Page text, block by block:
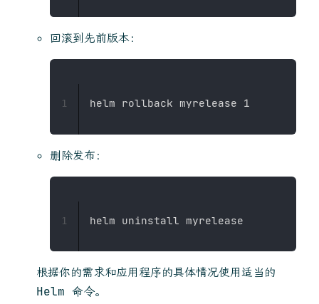
回滚到先前版本：
1
删除发布：
1
根据你的需求和应用程序的具体情况使用适当的
Helm 命令。